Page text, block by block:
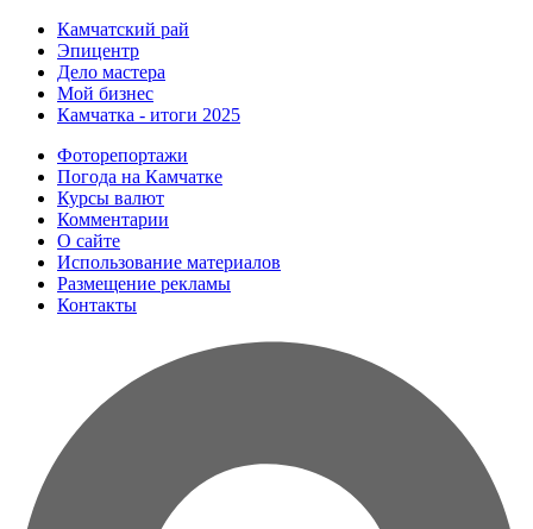
Камчатский рай
Эпицентр
Дело мастера
Мой бизнес
Камчатка - итоги 2025
Фоторепортажи
Погода на Камчатке
Курсы валют
Комментарии
О сайте
Использование материалов
Размещение рекламы
Контакты